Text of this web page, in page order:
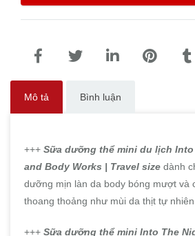
Mô tả Bình luận
+++ Sữa dưỡng thể mini du lịch Into
and Body Works | Travel size dành
dưỡng mịn làn da body bóng mượt và
thoang thoảng như mùi da thịt tự
+++ Sữa dưỡng thể mini Into The